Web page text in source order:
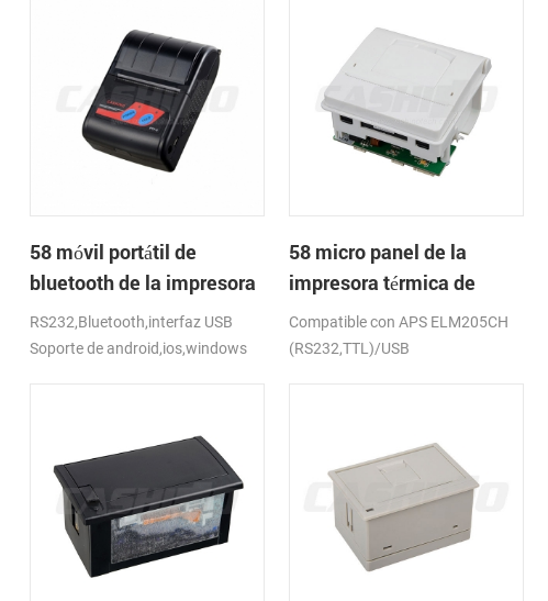
58 móvil portátil de
bluetooth de la impresora
térmica de PTP-II
RS232,Bluetooth,interfaz USB
Soporte de android,ios,windows
58 micro panel de la
impresora térmica de
recibos CSN-A1
Compatible con APS ELM205CH
(RS232,TTL)/USB